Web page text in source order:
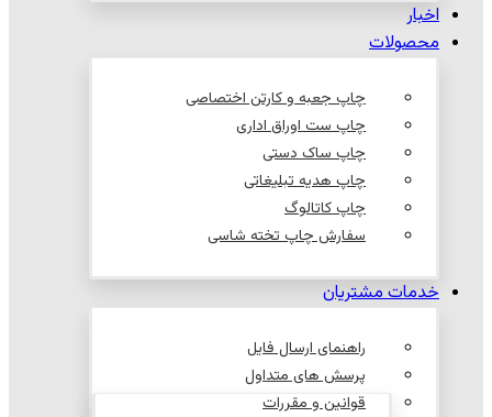
اخبار
محصولات
چاپ جعبه و کارتن اختصاصی
چاپ ست اوراق اداری
چاپ ساک دستی
چاپ هدیه تبلیغاتی
چاپ کاتالوگ
سفارش چاپ تخته شاسی
خدمات مشتریان
راهنمای ارسال فایل
پرسش های متداول
قوانین و مقررات